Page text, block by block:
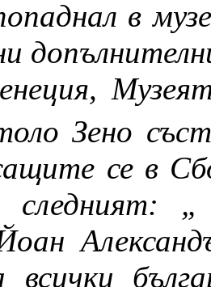
в
Зено
се в
следният:
всички